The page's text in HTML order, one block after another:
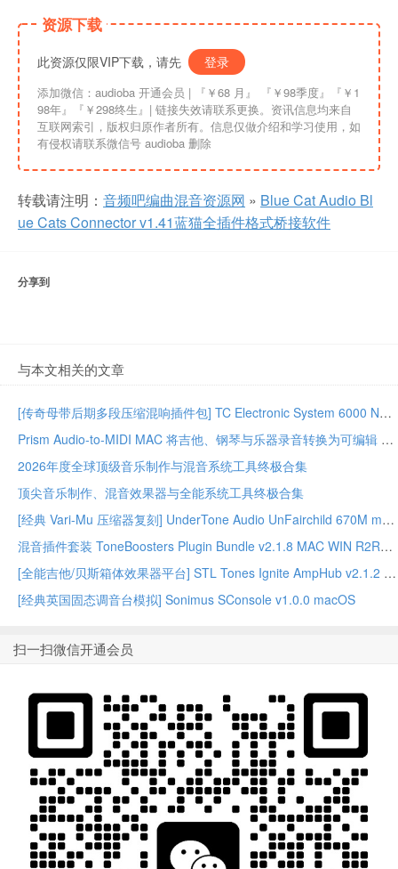
资源下载
此资源仅限VIP下载，请先 登录
添加微信：audioba 开通会员 | 『￥68 月』 『￥98季度』『￥1
98年』『￥298终生』| 链接失效请联系更换。资讯信息均来自
互联网索引，版权归原作者所有。信息仅做介绍和学习使用，如
有侵权请联系微信号 audioba 删除
转载请注明： 音频吧编曲混音资源网 » Blue Cat Audio Bl
ue Cats Connector v1.41蓝猫全插件格式桥接软件
分享到
与本文相关的文章
[传奇母带后期多段压缩混响插件包] TC Electronic System 6000 Native Series Bundle 02.2026-GUISEPPE [MacOSX]（203MB）
Prism Audio-to-MIDI MAC 将吉他、钢琴与乐器录音转换为可编辑 MIDI
2026年度全球顶级音乐制作与混音系统工具终极合集
顶尖音乐制作、混音效果器与全能系统工具终极合集
[经典 Vari-Mu 压缩器复刻] UnderTone Audio UnFairchild 670M mkII v1.0.8 WiN/MAC – BUBBiX
混音插件套装 ToneBoosters Plugin Bundle v2.1.8 MAC WIN R2R版本
[全能吉他/贝斯箱体效果器平台] STL Tones Ignite AmpHub v2.1.2 2026.07 WiN – ItUsed
[经典英国固态调音台模拟] Sonimus SConsole v1.0.0 macOS
扫一扫微信开通会员